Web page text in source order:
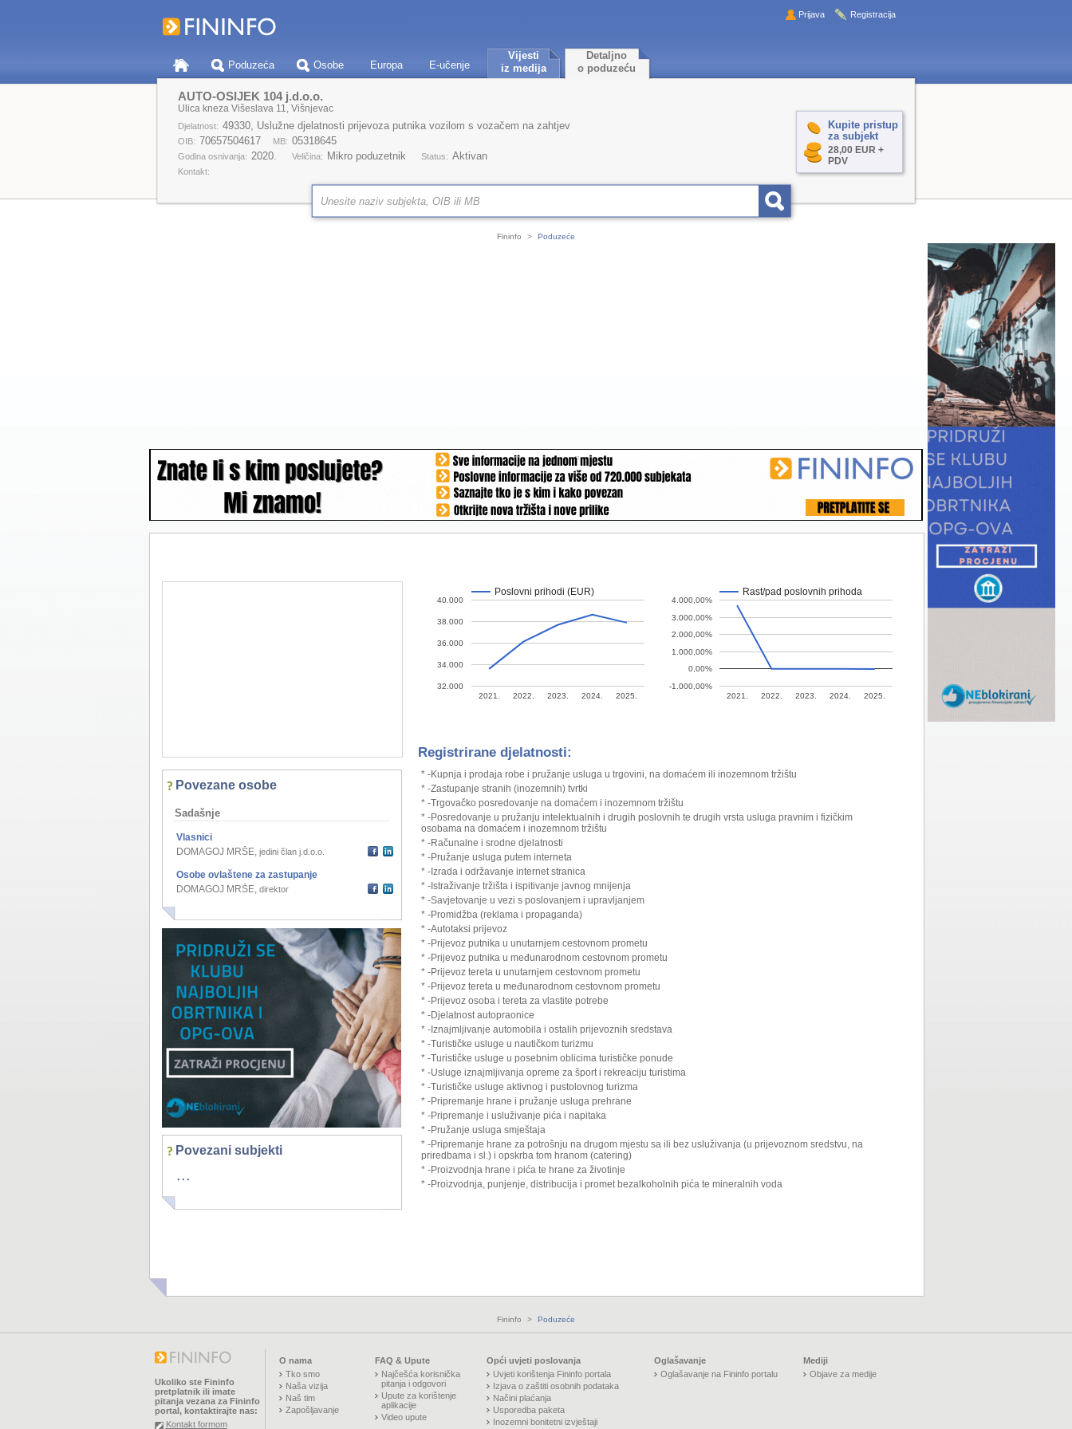
Poduzeća Osobe Europa E-učenje
Vijesti
iz medija
Detaljno
o poduzeću
Prijava Registracija
Kupite pristup
za subjekt
28,00 EUR +
PDV
AUTO-OSIJEK 104 j.d.o.o.
Ulica kneza Višeslava 11, Višnjevac
Djelatnost: 49330, Uslužne djelatnosti prijevoza putnika vozilom s vozačem na zahtjev
OIB: 70657504617 MB: 05318645
Godina osnivanja: 2020. Veličina: Mikro poduzetnik Status: Aktivan
Kontakt:
Fininfo > Poduzeće
Povezane osobe
Sadašnje
Vlasnici
DOMAGOJ MRŠE, jedini član j.d.o.o.
Osobe ovlaštene za zastupanje
DOMAGOJ MRŠE, direktor
Povezani subjekti
...
Poslovni prihodi (EUR)
2021. 2022. 2023. 2024. 2025.
32.000
34.000
36.000
38.000
40.000
Rast/pad poslovnih prihoda
2021. 2022. 2023. 2024. 2025.
-1.000,00%
0,00%
1.000,00%
2.000,00%
3.000,00%
4.000,00%
Registrirane djelatnosti:
* -Kupnja i prodaja robe i pružanje usluga u trgovini, na domaćem ili inozemnom tržištu
* -Zastupanje stranih (inozemnih) tvrtki
* -Trgovačko posredovanje na domaćem i inozemnom tržištu
* -Posredovanje u pružanju intelektualnih i drugih poslovnih te drugih vrsta usluga pravnim i fizičkim
osobama na domaćem i inozemnom tržištu
* -Računalne i srodne djelatnosti
* -Pružanje usluga putem interneta
* -Izrada i održavanje internet stranica
* -Istraživanje tržišta i ispitivanje javnog mnijenja
* -Savjetovanje u vezi s poslovanjem i upravljanjem
* -Promidžba (reklama i propaganda)
* -Autotaksi prijevoz
* -Prijevoz putnika u unutarnjem cestovnom prometu
* -Prijevoz putnika u međunarodnom cestovnom prometu
* -Prijevoz tereta u unutarnjem cestovnom prometu
* -Prijevoz tereta u međunarodnom cestovnom prometu
* -Prijevoz osoba i tereta za vlastite potrebe
* -Djelatnost autopraonice
* -Iznajmljivanje automobila i ostalih prijevoznih sredstava
* -Turističke usluge u nautičkom turizmu
* -Turističke usluge u posebnim oblicima turističke ponude
* -Usluge iznajmljivanja opreme za šport i rekreaciju turistima
* -Turističke usluge aktivnog i pustolovnog turizma
* -Pripremanje hrane i pružanje usluga prehrane
* -Pripremanje i usluživanje pića i napitaka
* -Pružanje usluga smještaja
* -Pripremanje hrane za potrošnju na drugom mjestu sa ili bez usluživanja (u prijevoznom sredstvu, na
priredbama i sl.) i opskrba tom hranom (catering)
* -Proizvodnja hrane i pića te hrane za životinje
* -Proizvodnja, punjenje, distribucija i promet bezalkoholnih pića te mineralnih voda
Fininfo > Poduzeće
Ukoliko ste Fininfo
pretplatnik ili imate
pitanja vezana za Fininfo
portal, kontaktirajte nas:
Kontakt formom
O nama
Tko smo
Naša vizija
Naš tim
Zapošljavanje
FAQ & Upute
Najčešća korisnička
pitanja i odgovori
Upute za korištenje
aplikacije
Video upute
Opći uvjeti poslovanja
Uvjeti korištenja Fininfo portala
Izjava o zaštiti osobnih podataka
Načini plaćanja
Usporedba paketa
Inozemni bonitetni izvještaji
Oglašavanje
Oglašavanje na Fininfo portalu
Mediji
Objave za medije